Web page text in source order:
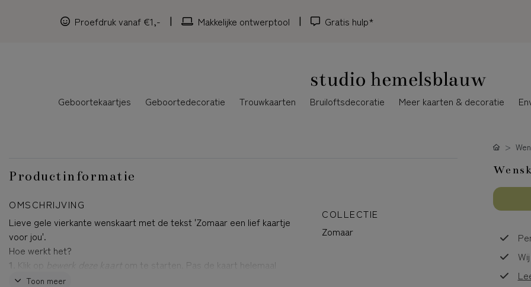
Proefdruk vanaf €1,- Makkelijke ontwerptool Gratis hulp*
Geboortekaartjes Geboortedecoratie Trouwkaarten Bruiloftsdecoratie Meer kaarten & decoratie
Productinformatie
OMSCHRIJVING
Lieve gele vierkante wenskaart met de tekst 'Zomaar een lief kaartje
voor jou'.
Hoe werkt het?
1. Klik op bewerk deze kaart om te starten. Pas de kaart helemaal
naar wens aan met je eigen foto, tekst, mooie lettertypes, kleuren of
Toon meer
COLLECTIE
Zomaar